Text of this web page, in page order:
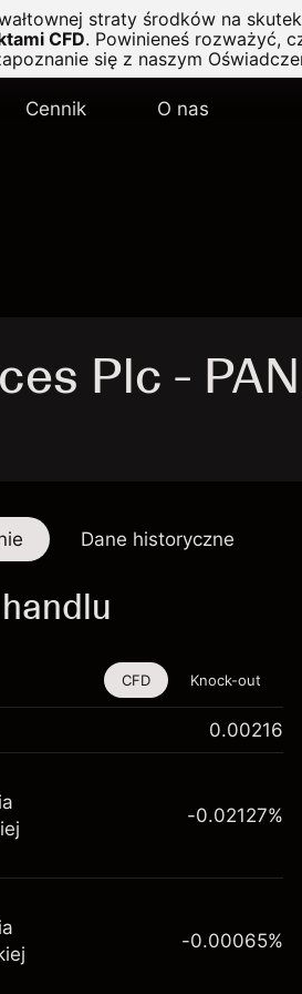
straty środków na
CFD. Powinieneś rozważyć,
się z naszym
Cennik O nas
Plc -
Dane historyczne
finansowy jest dostępny do
CFD i opcje knock-out
CFD Knock-out
0.00216
-0.02127%
-0.00065%